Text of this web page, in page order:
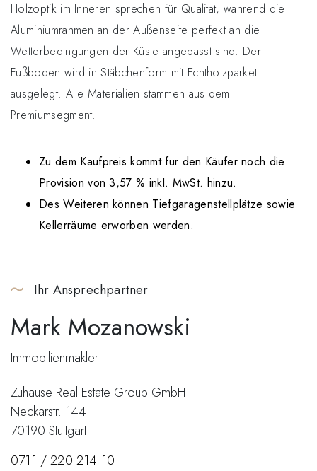
Holzoptik im Inneren sprechen für Qualität, während die
Aluminiumrahmen an der Außenseite perfekt an die
Wetterbedingungen der Küste angepasst sind. Der
Fußboden wird in Stäbchenform mit Echtholzparkett
ausgelegt. Alle Materialien stammen aus dem
Premiumsegment.
Zu dem Kaufpreis kommt für den Käufer noch die
Provision von 3,57 % inkl. MwSt. hinzu.
Des Weiteren können Tiefgaragenstellplätze sowie
Kellerräume erworben werden.
Ihr Ansprechpartner
Mark Mozanowski
Immobilienmakler
Zuhause Real Estate Group GmbH
Neckarstr. 144
70190 Stuttgart
0711 / 220 214 10